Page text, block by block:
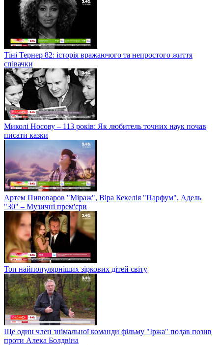
Тіні Тернер 82: історія вражаючого та непростого життя
співачки
Миколі Носову – 113 років: Як любитель точних наук почав
писати казки
Артем Пивоваров "Міраж", Віра Кекелія "Парфум", Адель
"30" – Музичні прем'єри
Топ найпопулярніших зіркових дітей світу
Ще один член знімальної команди фільму "Іржа" подав позив
проти Алека Болдвіна